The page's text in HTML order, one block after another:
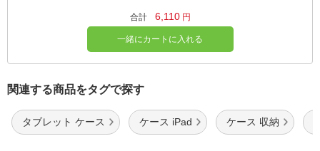
合計 6,110 円
一緒にカートに入れる
関連する商品をタグで探す
タブレット ケース ケース iPad ケース 収納